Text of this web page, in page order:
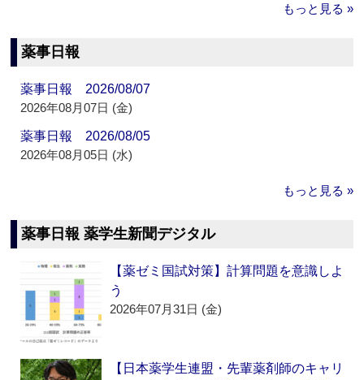
もっと見る »
薬事日報
薬事日報 2026/08/07
2026年08月07日 (金)
薬事日報 2026/08/05
2026年08月05日 (水)
もっと見る »
薬事日報 薬学生新聞デジタル
【薬ゼミ国試対策】計算問題を意識しよ
う
2026年07月31日 (金)
【日本薬学生連盟・先輩薬剤師のキャリ